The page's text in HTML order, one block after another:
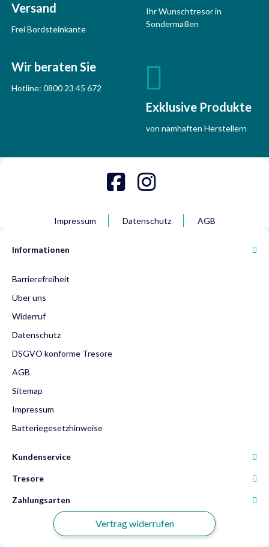
Versand
Frei Bordsteinkante
Ihr Wunschtresor in
Sondermaßen
Wir beraten Sie
Hotline: 0800 23 45 672
Exklusive Produkte
von namhaften Herstellern
Impressum Datenschutz AGB
Informationen
Barrierefreiheit
Über uns
Widerruf
Datenschutz
DSGVO konforme Tresore
AGB
Sitemap
Impressum
Batteriegesetzhinweise
Kundenservice
Tresore
Zahlungsarten
Vertrag widerrufen